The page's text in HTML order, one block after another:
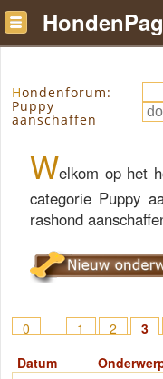
Hondenforum:
Puppy
aanschaffen
Welkom op het
categorie Puppy
rashond
0 1 2 3
Datum